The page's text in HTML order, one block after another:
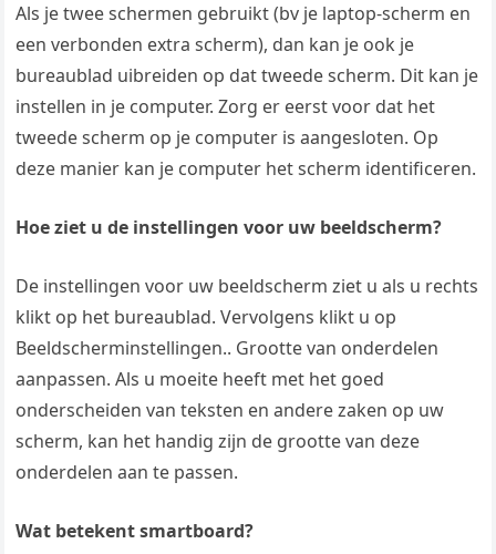
Als je twee schermen gebruikt (bv je laptop-scherm en
een verbonden extra scherm), dan kan je ook je
bureaublad uibreiden op dat tweede scherm. Dit kan je
instellen in je computer. Zorg er eerst voor dat het
tweede scherm op je computer is aangesloten. Op
deze manier kan je computer het scherm identificeren.
Hoe ziet u de instellingen voor uw beeldscherm?
De instellingen voor uw beeldscherm ziet u als u rechts
klikt op het bureaublad. Vervolgens klikt u op
Beeldscherminstellingen.. Grootte van onderdelen
aanpassen. Als u moeite heeft met het goed
onderscheiden van teksten en andere zaken op uw
scherm, kan het handig zijn de grootte van deze
onderdelen aan te passen.
Wat betekent smartboard?